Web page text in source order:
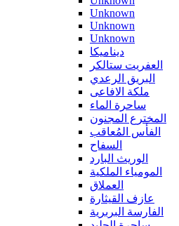
Unknown
Unknown
Unknown
ديناميكا
العفريت ستالكر
البريق الرعدي
ملكة الافاعى
ساحرة الماء
المخترع المجنون
الفأس المُعاقب
السفاح
الوريث البارد
المومياء الملكية
العملاق
عازف القيثارة
الفارسة البربرية